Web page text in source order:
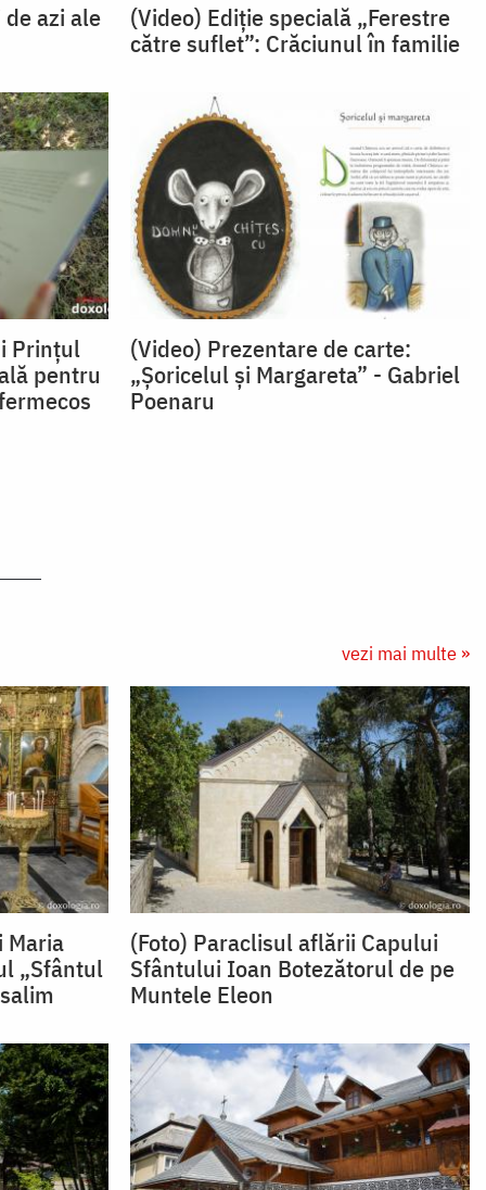
azi ale
(Video) Ediție specială „Ferestre
către suflet”: Crăciunul în familie
Prințul
pentru
(Video) Prezentare de carte:
„Șoricelul și Margareta” - Gabriel
Poenaru
vezi mai multe »
Maria
„Sfântul
(Foto) Paraclisul aflării Capului
Sfântului Ioan Botezătorul de pe
Muntele Eleon